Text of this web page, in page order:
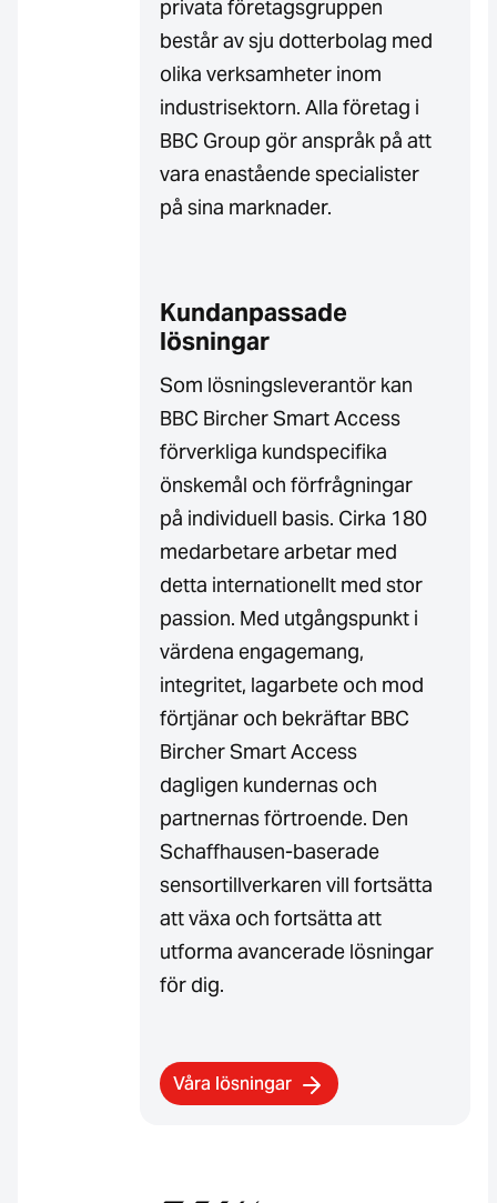
privata företagsgruppen
består av sju dotterbolag med
olika verksamheter inom
industrisektorn. Alla företag i
BBC Group gör anspråk på att
vara enastående specialister
på sina marknader.
Kundanpassade
lösningar
Som lösningsleverantör kan
BBC Bircher Smart Access
förverkliga kundspecifika
önskemål och förfrågningar
på individuell basis. Cirka 180
medarbetare arbetar med
detta internationellt med stor
passion. Med utgångspunkt i
värdena engagemang,
integritet, lagarbete och mod
förtjänar och bekräftar BBC
Bircher Smart Access
dagligen kundernas och
partnernas förtroende. Den
Schaffhausen-baserade
sensortillverkaren vill fortsätta
att växa och fortsätta att
utforma avancerade lösningar
för dig.
Våra lösningar